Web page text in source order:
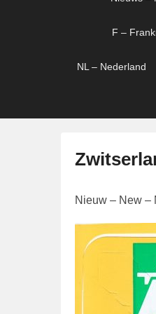
F –
NL – Nederland
e
p
Nieuw – New –